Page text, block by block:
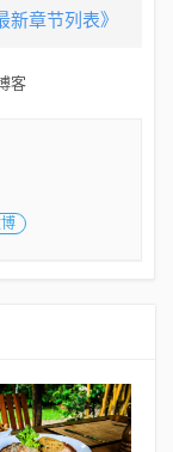
新章节列表》
客